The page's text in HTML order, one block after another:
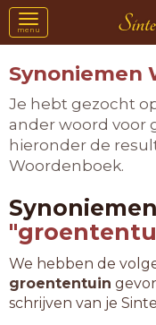
Toggle
navigation
menu
Synoniemen
Je hebt gezocht
ander woord voor
hieronder de
Woordenboek.
We hebben de
groententuin
schrijven van je